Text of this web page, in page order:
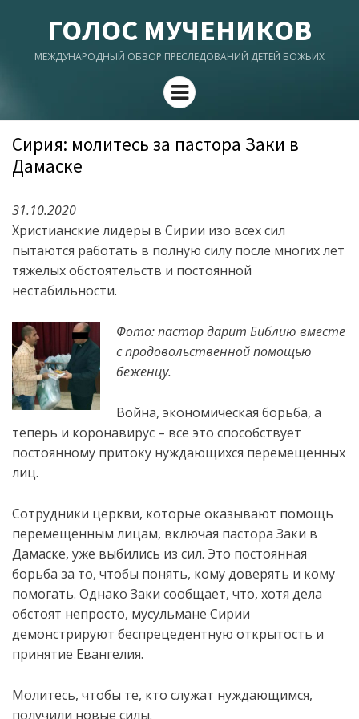
ГОЛОС МУЧЕНИКОВ
МЕЖДУНАРОДНЫЙ ОБЗОР ПРЕСЛЕДОВАНИЙ ДЕТЕЙ БОЖЬИХ
Menu
Сирия: молитесь за пастора Заки в
Дамаске
31.10.2020
Христианские лидеры в Сирии изо всех сил
пытаются работать в полную силу после многих лет
тяжелых обстоятельств и постоянной
нестабильности.
Фото: пастор дарит Библию вместе
с продовольственной помощью
беженцу.
Война, экономическая борьба, а
теперь и коронавирус – все это способствует
постоянному притоку нуждающихся перемещенных
лиц.
Сотрудники церкви, которые оказывают помощь
перемещенным лицам, включая пастора Заки в
Дамаске, уже выбились из сил. Это постоянная
борьба за то, чтобы понять, кому доверять и кому
помогать. Однако Заки сообщает, что, хотя дела
обстоят непросто, мусульмане Сирии
демонстрируют беспрецедентную открытость и
принятие Евангелия.
Молитесь, чтобы те, кто служат нуждающимся,
получили новые силы.